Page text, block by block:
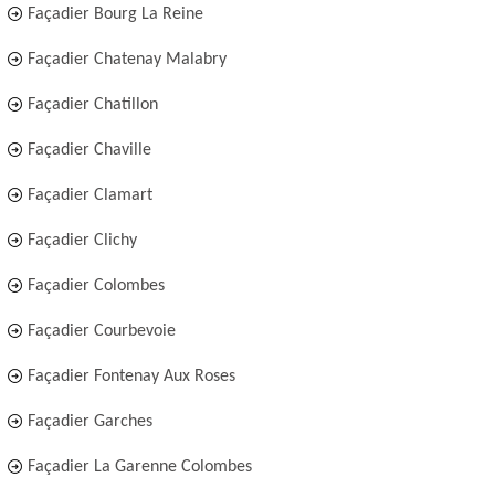
Façadier Bourg La Reine
Façadier Chatenay Malabry
Façadier Chatillon
Façadier Chaville
Façadier Clamart
Façadier Clichy
Façadier Colombes
Façadier Courbevoie
Façadier Fontenay Aux Roses
Façadier Garches
Façadier La Garenne Colombes